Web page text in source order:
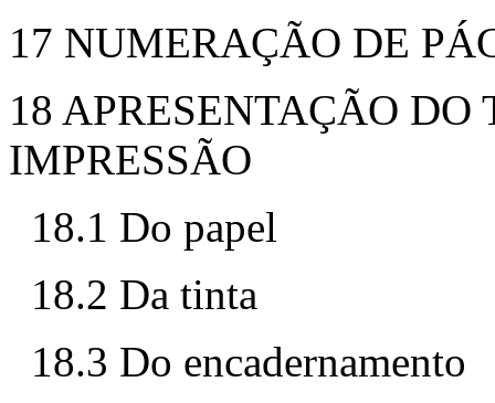
17 NUMERAÇÃO DE
18 APRESENTAÇÃO
IMPRESSÃO
18.1 Do papel
18.2 Da tinta
18.3 Do encadernamento